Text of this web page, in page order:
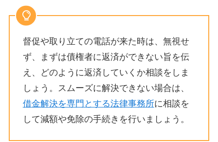
督促や取り立ての電話が来た時は、無視せ
ず、まずは債権者に返済ができない旨を伝
え、どのように返済していくか相談をしま
しょう。スムーズに解決できない場合は、
借金解決を専門とする法律事務所に相談を
して減額や免除の手続きを行いましょう。